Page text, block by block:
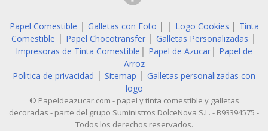
Papel Comestible Galletas con Foto Logo Cookies
Tinta
Comestible
Papel Chocotransfer Galletas Personalizadas
Impresoras de Tinta Comestible Papel de Azucar
Papel de
Arroz
Politica de privacidad
Sitemap
Galletas personalizadas con
logo
© Papeldeazucar.com - papel y tinta comestible y galletas
decoradas - parte del grupo Suministros DolceNova S.L. - B93394575 -
Todos los derechos reservados.